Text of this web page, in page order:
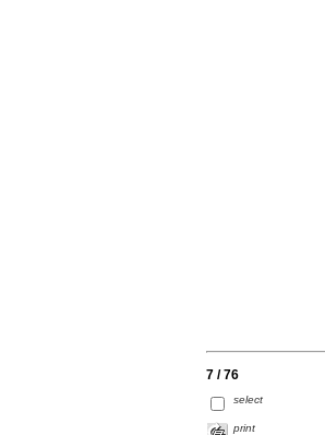
7 / 76
select
print